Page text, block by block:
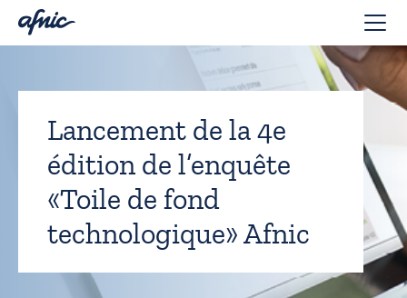
Lancement de la 4e
édition de l’enquête
«Toile de fond
technologique» Afnic
Panneau de gestion des cookies